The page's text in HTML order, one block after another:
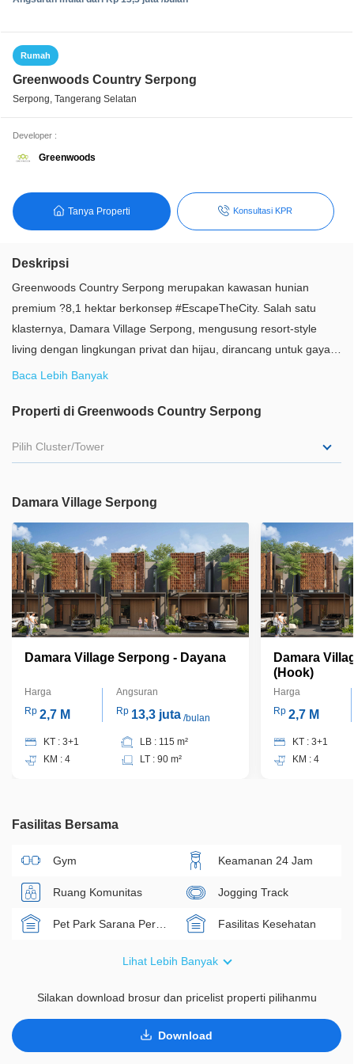
Rumah
Greenwoods Country Serpong
Serpong, Tangerang Selatan
Developer :
Greenwoods
Tanya Properti Konsultasi KPR
Deskripsi
Greenwoods Country Serpong merupakan kawasan hunian
premium ?8,1 hektar berkonsep #EscapeTheCity. Salah satu
klasternya, Damara Village Serpong, mengusung resort-style
living dengan lingkungan privat dan hijau, dirancang untuk gaya
hidup modern yang dinamis, menghadirkan relaksasi dan kualitas
Baca Lebih Banyak
Properti di Greenwoods Country Serpong
Pilih Cluster/Tower
Damara Village Serpong
Damara Village Serpong - Dayana
Harga
Rp 2,7 M
Angsuran
Rp 13,3 juta/bulan
KT : 3+1
KM : 4
LB : 115 m²
LT : 90 m²
Damara
(Hook)
Harga
Rp 2,7 M
KT : 3+1
KM : 4
Fasilitas Bersama
Gym Keamanan 24 Jam
Ruang Komunitas Jogging Track
Fasilitas Kesehatan
Sarana PeribadatanLihat Lebih Banyak
Silakan download brosur dan pricelist properti pilihanmu
Download